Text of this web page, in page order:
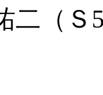
二（Ｓ